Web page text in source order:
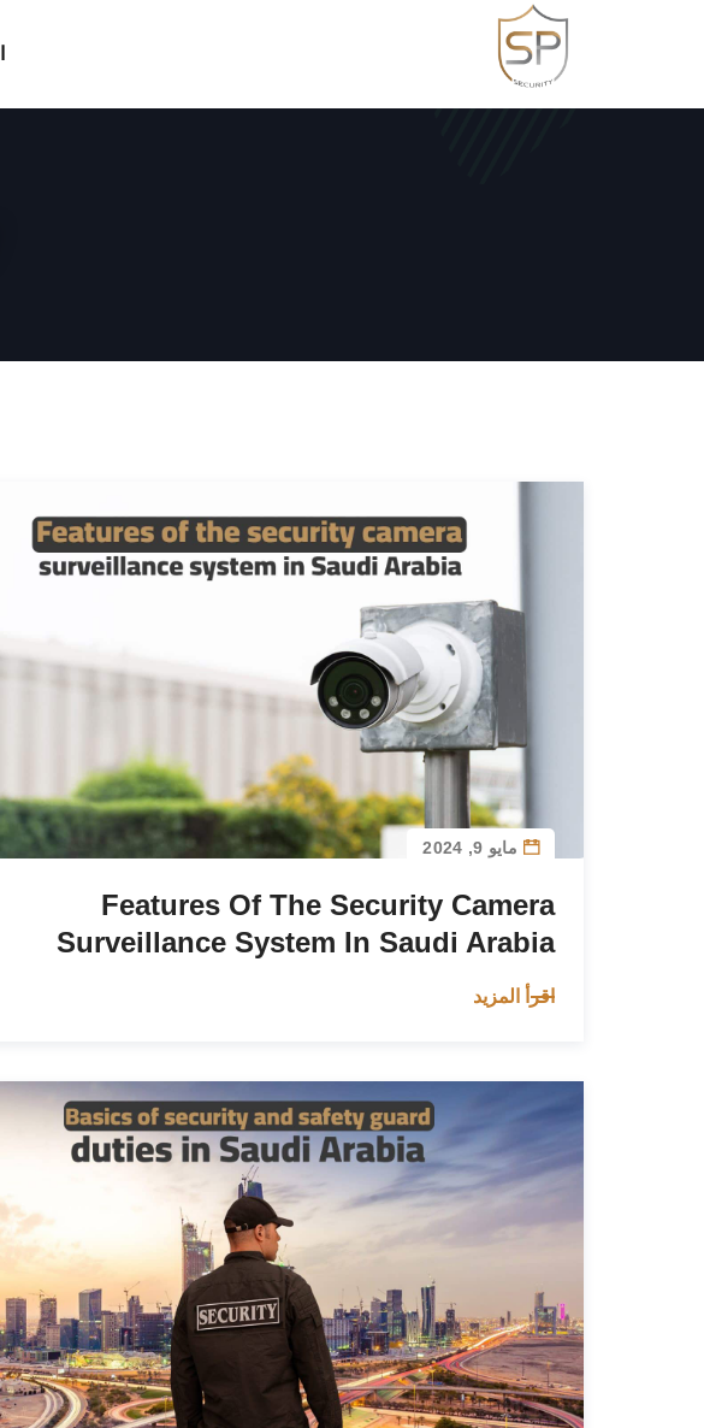
مايو 9, 2024
Features Of The Security Camera
Surveillance System In Saudi Arabia
اقرأ المزيد